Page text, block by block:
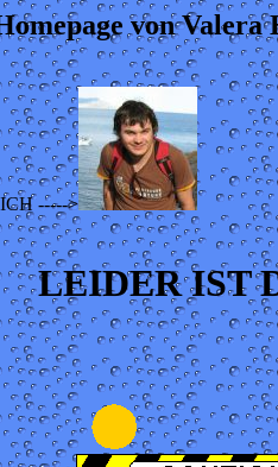
von Valera
----->
LEIDER IST